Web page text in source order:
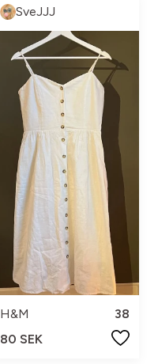
SveJJJ
H&M
38
80 SEK